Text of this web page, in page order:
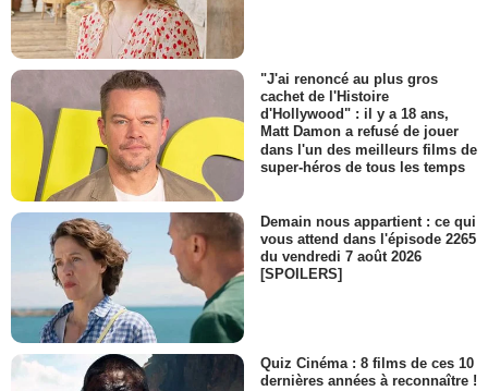
"J'ai renoncé au plus gros
cachet de l'Histoire
d'Hollywood" : il y a 18 ans,
Matt Damon a refusé de jouer
dans l'un des meilleurs films de
super-héros de tous les temps
Demain nous appartient : ce qui
vous attend dans l'épisode 2265
du vendredi 7 août 2026
[SPOILERS]
Quiz Cinéma : 8 films de ces 10
dernières années à reconnaître !